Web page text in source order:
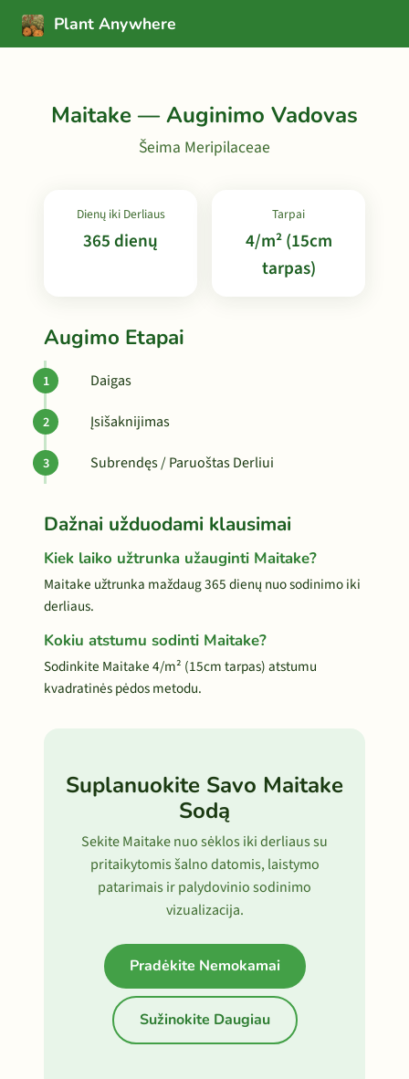
Plant Anywhere
Maitake — Auginimo Vadovas
Šeima Meripilaceae
Dienų iki Derliaus
365 dienų
Tarpai
4/m² (15cm
tarpas)
Augimo Etapai
Daigas
Įsišaknijimas
Subrendęs / Paruoštas Derliui
Dažnai užduodami klausimai
Kiek laiko užtrunka užauginti Maitake?
Maitake užtrunka maždaug 365 dienų nuo sodinimo iki
derliaus.
Kokiu atstumu sodinti Maitake?
Sodinkite Maitake 4/m² (15cm tarpas) atstumu
kvadratinės pėdos metodu.
Suplanuokite Savo Maitake
Sodą
Sekite Maitake nuo sėklos iki derliaus su
pritaikytomis šalno datomis, laistymo
patarimais ir palydovinio sodinimo
vizualizacija.
Pradėkite Nemokamai
Sužinokite Daugiau